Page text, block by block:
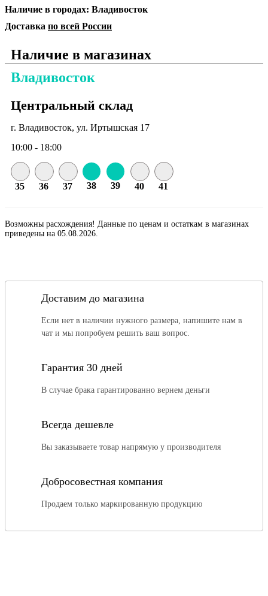
Наличие в городах: Владивосток
Доставка по всей России
Наличие в магазинах
Владивосток
Центральный склад
г. Владивосток, ул. Иртышская 17
10:00 - 18:00
35 36 37 38 39 40 41
Возможны расхождения! Данные по ценам и остаткам в магазинах
приведены на 05.08.2026.
Доставим до магазина
Если нет в наличии нужного размера, напишите нам в
чат и мы попробуем решить ваш вопрос.
Гарантия 30 дней
В случае брака гарантированно вернем деньги
Всегда дешевле
Вы заказываете товар напрямую у производителя
Добросовестная компания
Продаем только маркированную продукцию